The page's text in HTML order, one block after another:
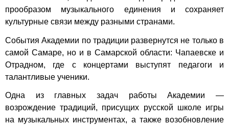
прообразом музыкального единения и сохраняет
культурные связи между разными странами.
События Академии по традиции развернутся не только в
самой Самаре, но и в Самарской области: Чапаевске и
Отрадном, где с концертами выступят педагоги и
талантливые ученики.
Одна из главных задач работы Академии —
возрождение традиций, присущих русской школе игры
на музыкальных инструментах, а также возобновление